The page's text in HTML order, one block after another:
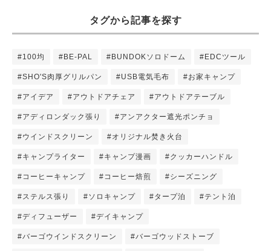
タグから記事を探す
#100均 #BE-PAL #BUNDOKソロドーム #EDCツール
#SHO'S肉厚グリルパン #USB電気毛布 #お家キャンプ
#アイデア #アウトドアチェア #アウトドアテーブル
#アディロンダック張り #アンアクター遮光ポンチョ
#ウインドスクリーン #オリジナル焚き火台
#キャンプライター #キャンプ漫画 #クッカーハンドル
#コーヒーキャンプ #コーヒー焙煎 #シーズニング
#ステルス張り #ソロキャンプ #タープ泊 #テント泊
#ディフューザー #デイキャンプ
#バーゴウインドスクリーン #バーゴウッドストーブ